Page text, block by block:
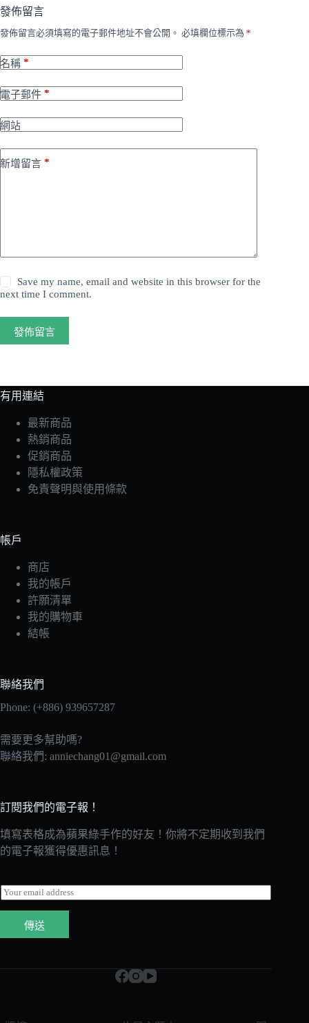
發佈留言
發佈留言必須填寫的電子郵件地址不會公開。 必填欄位標示為 *
名稱 *
電子郵件 *
網站
新增留言 *
Save my name, email and website in this browser for the
next time I comment.
發佈留言
有用連結
最新商品
熱銷商品
促銷商品
隱私權政策
免責聲明與使用條款
帳戶
商店
我的帳戶
許願清單
我的購物車
結帳
聯絡我們
Phone: (+886) 939657287
需要更多幫助嗎?
聯絡我們: anniechang01@gmail.com
訂閱我們的電子報！
填寫表格成為蘋果綠手作的好友！你將不定期收到我們
的電子報獲得優惠訊息！
E
m
a
l
傳送